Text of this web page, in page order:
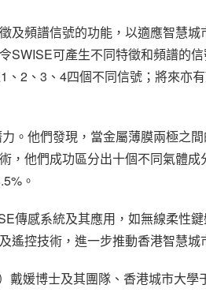
及頻譜信號的功能，以適應智慧
SWISE可產生不同特徵和頻譜的
2、3、4四個不同信號；將來亦
。他們發現，當金屬薄膜兩極之
，他們成功區分出十個不同氣體
。
傳感系統及其應用，如無線柔性
控技術，進一步推動香港智慧城
戴媛博士及其團隊、香港城市大